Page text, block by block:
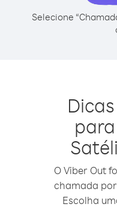
Selecione
O Viber Out
chamada
Escolha